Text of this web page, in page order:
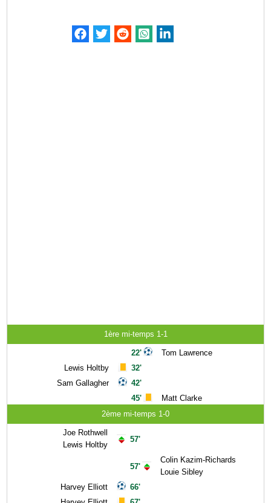
1ère mi-temps 1-1
Lewis Holtby
Sam Gallagher
22'
32'
42'
45'
Tom Lawrence
Matt Clarke
2ème mi-temps 1-0
Joe Rothwell
Lewis Holtby
Harvey Elliott
57'
57'
66'
Colin Kazim-Richards
Louie Sibley